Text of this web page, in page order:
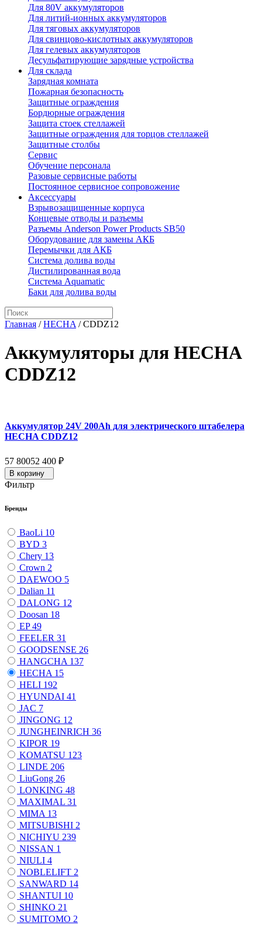
Для 80V аккумуляторов
Для литий-ионных аккумуляторов
Для тяговых аккумуляторов
Для свинцово-кислотных аккумуляторов
Для гелевых аккумуляторов
Десульфатирующие зарядные устройства
Для склада
Зарядная комната
Пожарная безопасность
Защитные ограждения
Бордюрные ограждения
Защита стоек стеллажей
Защитные ограждения для торцов стеллажей
Защитные столбы
Сервис
Обучение персонала
Разовые сервисные работы
Постоянное сервисное сопровожение
Аксессуары
Взрывозащищенные корпуса
Концевые отводы и разъемы
Разъемы Anderson Power Products SB50
Оборудование для замены АКБ
Перемычки для АКБ
Система долива воды
Дистилированная вода
Система Aquamatic
Баки для долива воды
Главная /HECHA /CDDZ12
Аккумуляторы для HECHA
CDDZ12
Аккумулятор 24V 200Ah для электрического штабелера
HECHA CDDZ12
57 80052 400 ₽
В корзину
Фильтр
Бренды
BaoLi 10
BYD 3
Chery 13
Crown 2
DAEWOO 5
Dalian 11
DALONG 12
Doosan 18
EP49
FEELER 31
GOODSENSE 26
HANGCHA 137
HECHA 15
HELI 192
HYUNDAI 41
JAC 7
JINGONG 12
JUNGHEINRICH 36
KIPOR 19
KOMATSU 123
LINDE 206
LiuGong 26
LONKING 48
MAXIMAL 31
MIMA 13
MITSUBISHI 2
NICHIYU 239
NISSAN 1
NIULI 4
NOBLELIFT 2
SANWARD 14
SHANTUI 10
SHINKO 21
SUMITOMO 2